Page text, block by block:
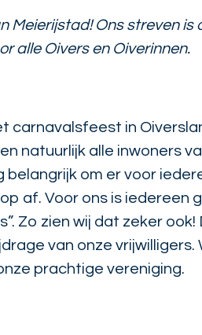
Ons streven is
alle Oivers en Oiverinnen.
carnavalsfeest in
natuurlijk alle inwoners
om er voor
af. Voor ons is iedereen
Zo zien wij dat zeker ook!
van onze
prachtige vereniging.